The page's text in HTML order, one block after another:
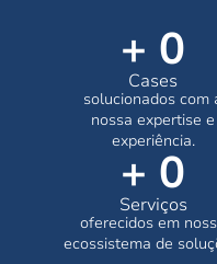
Cases
+ 0
solucionados com
nossa expertise e
experiência.
Serviços
+ 0
oferecidos em
ecossistema de